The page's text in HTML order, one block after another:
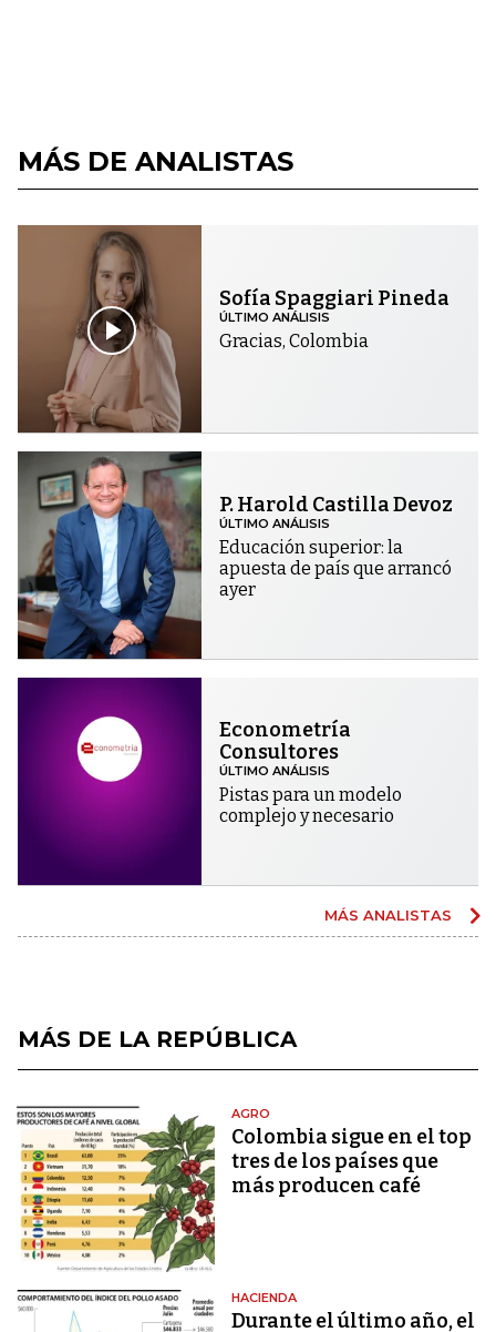
MÁS DE ANALISTAS
Sofía Spaggiari Pineda
ÚLTIMO ANÁLISIS
Gracias, Colombia
P. Harold Castilla Devoz
ÚLTIMO ANÁLISIS
Educación superior: la
apuesta de país que arrancó
ayer
Econometría
Consultores
ÚLTIMO ANÁLISIS
Pistas para un modelo
complejo y necesario
MÁS ANALISTAS
MÁS DE LA REPÚBLICA
AGRO
Colombia sigue en el top
tres de los países que
más producen café
HACIENDA
Durante el último año, el